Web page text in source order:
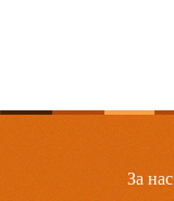
За нас